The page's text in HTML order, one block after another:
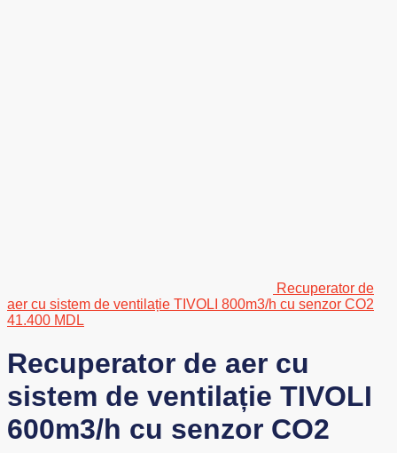
Recuperator de
aer cu sistem de ventilație TIVOLI 800m3/h cu senzor CO2
41.400 MDL
Recuperator de aer cu
sistem de ventilație TIVOLI
600m3/h cu senzor CO2